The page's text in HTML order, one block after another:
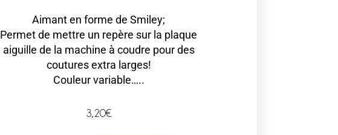
Aimant en forme de Smiley;
Permet de mettre un repère sur la plaque
aiguille de la machine à coudre pour des
coutures extra larges!
Couleur variable…..
3,20€